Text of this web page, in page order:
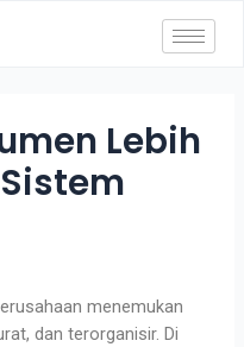
Lebih
menemukan
dan terorganisir. Di